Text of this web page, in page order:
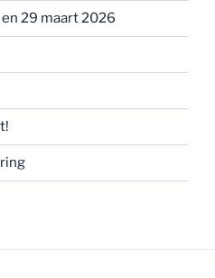
29 maart 2026